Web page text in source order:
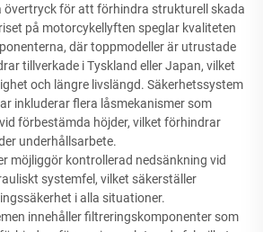
för att förhindra strukturell skada
på motorcykellyften speglar kvaliteten
där toppmodeller är utrustade
tillverkade i Tyskland eller Japan, vilket
och längre livslängd. Säkerhetssystem
inkluderar flera låsmekanismer som
förbestämda höjder, vilket förhindrar
underhållsarbete.
möjliggör kontrollerad nedsänkning vid
systemfel, vilket säkerställer
i alla situationer.
innehåller filtreringskomponenter som